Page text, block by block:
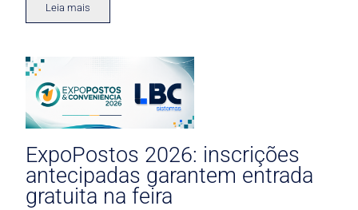
Leia mais
ExpoPostos 2026: inscrições
antecipadas garantem entrada
gratuita na feira